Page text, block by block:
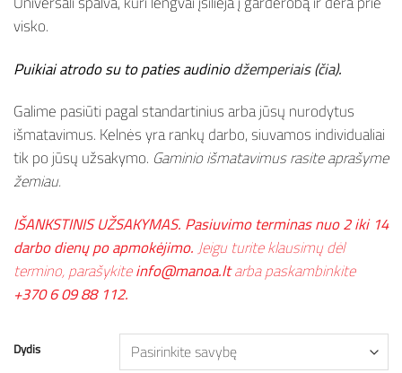
visko.
Puikiai atrodo su to paties audiniodžemperiais (čia).
Galime pasiūti pagal standartinius arba jūsų nurodytus
išmatavimus. Kelnės yra rankų darbo, siuvamos individualiai
tik po jūsų užsakymo. Gaminio išmatavimus rasite aprašyme
žemiau.
IŠANKSTINIS UŽSAKYMAS. Pasiuvimo terminas nuo 2 iki 14
darbo dienų po apmokėjimo. Jeigu turite klausimų dėl
termino, parašykiteinfo@manoa.ltarba paskambinkite
+370 6 09 88 112.
Dydis